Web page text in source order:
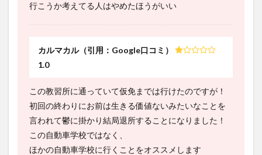
行こうか考えてる人はやめたほうがいい
カルマカル（引用：Google口コミ）
1.0
この教習所に通っていて仮免までは行けたのですが！
初回の終わりにお前は生きる価値ないみたいなことを
言われて鬱に掛かり結局退所することになりました！
この自動車学校ではなく、
ほかの自動車学校に行くことをオススメします